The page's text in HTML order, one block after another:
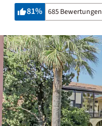
81% 685 Bewertungen